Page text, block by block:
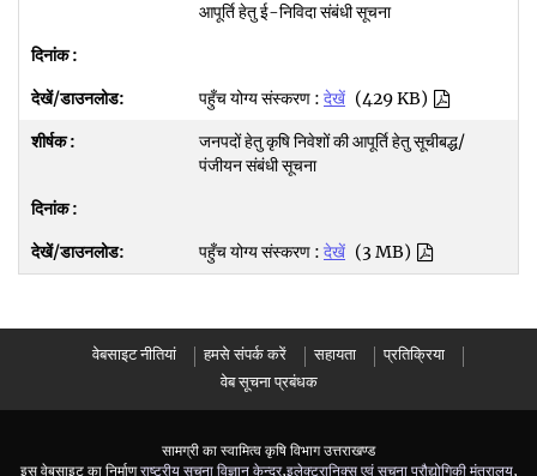
आपूर्ति हेतु ई-निविदा संबंधी सूचना
पहुँच योग्य संस्करण : देखें (429 KB)
जनपदों हेतु कृषि निवेशों की आपूर्ति हेतु सूचीबद्ध/
पंजीयन संबंधी सूचना
पहुँच योग्य संस्करण : देखें (3 MB)
वेबसाइट नीतियां हमसे संपर्क करें सहायता
प्रतिक्रिया
वेब सूचना प्रबंधक
सामग्री का स्वामित्व कृषि विभाग उत्तराखण्ड
इस वेबसाइट का निर्माणराष्ट्रीय सूचना विज्ञान केन्द्र,इलेक्ट्रानिक्स एवं सूचना प्रौद्योगिकी मंत्रालय,